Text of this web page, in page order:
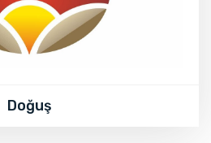
Doğuş